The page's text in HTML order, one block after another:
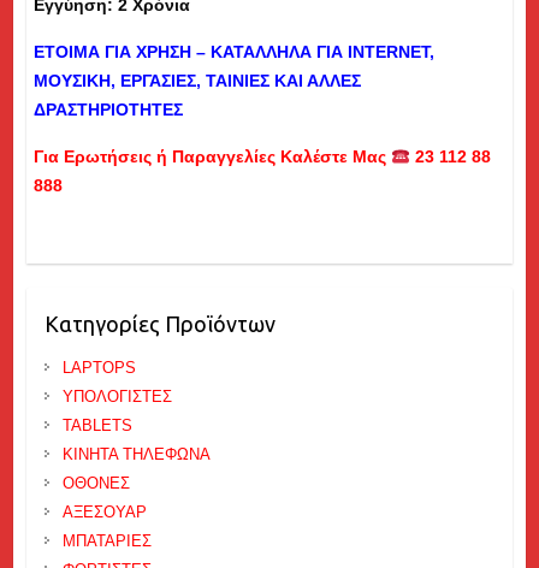
Εγγύηση: 2 Χρόνια
ΕΤΟΙΜΑ ΓΙΑ ΧΡΗΣΗ – ΚΑΤΑΛΛΗΛΑ ΓΙΑ INTERNET,
ΜΟΥΣΙΚΗ, ΕΡΓΑΣΙΕΣ, ΤΑΙΝΙΕΣ ΚΑΙ ΑΛΛΕΣ
ΔΡΑΣΤΗΡΙΟΤΗΤΕΣ
Για Ερωτήσεις ή Παραγγελίες Καλέστε Μας
23 112 88
888
Κατηγορίες Προϊόντων
LAPTOPS
ΥΠΟΛΟΓΙΣΤΕΣ
TABLETS
ΚΙΝΗΤΑ ΤΗΛΕΦΩΝΑ
ΟΘΟΝΕΣ
ΑΞΕΣΟΥΑΡ
ΜΠΑΤΑΡΙΕΣ